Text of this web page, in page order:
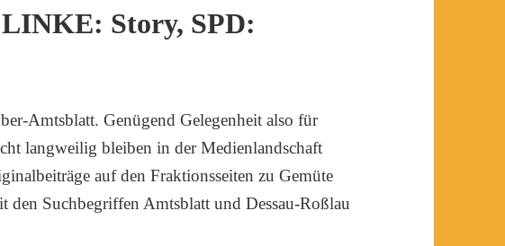
Story, SPD:
Amtsblatt. Genügend Gelegenheit also für
langweilig bleiben in der Medienlandschaft
auf den Fraktionsseiten zu Gemüte
Suchbegriffen Amtsblatt und Dessau-Roßlau